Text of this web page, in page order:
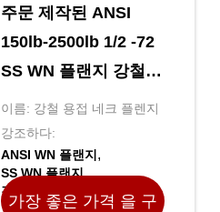
주문 제작된 ANSI
150lb-2500lb 1/2 -72
SS WN 플랜지 강철
용접 네크 플렌지
이름: 강철 용접 네크 플렌지
강조하다:
ANSI WN 플랜지 ,
SS WN 플랜지,
강철 용접 네크 플렌지
가장 좋은 가격 을 구